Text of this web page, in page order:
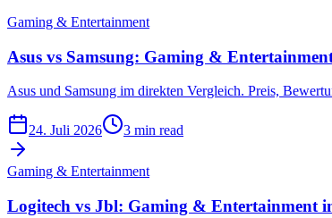
Gaming & Entertainment
Asus vs Samsung: Gaming &
Asus und Samsung im direkten Vergleich. Preis,
24. Juli 2026 3 min read
Gaming & Entertainment
Logitech vs Jbl: Gaming & Entertainment